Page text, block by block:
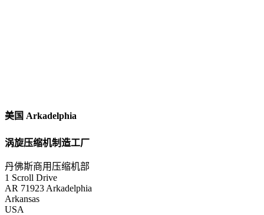
美国 Arkadelphia
涡旋压缩机制造工厂
丹佛斯商用压缩机部
1 Scroll Drive
AR 71923 Arkadelphia
Arkansas
USA